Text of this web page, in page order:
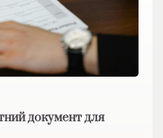
документ для